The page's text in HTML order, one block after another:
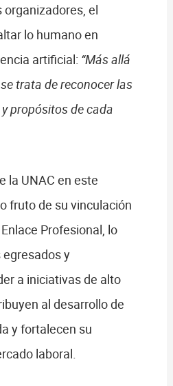
organizadores, el
lo humano en
artificial: “Más allá
trata de reconocer las
propósitos de cada
la UNAC en este
fruto de su vinculación
Profesional, lo
y
a iniciativas de alto
al desarrollo de
y fortalecen su
laboral.